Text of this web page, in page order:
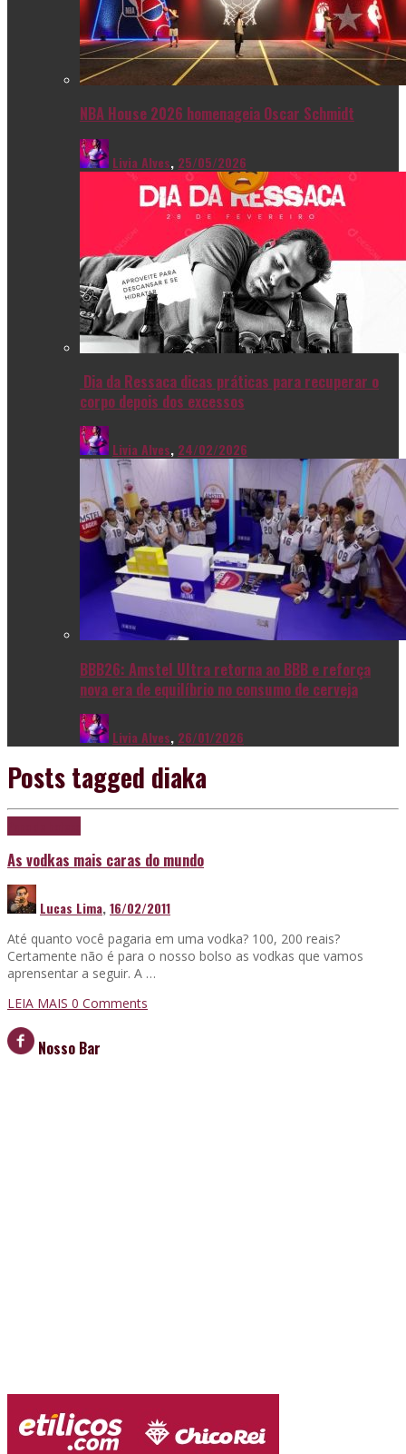
NBA House 2026 homenageia Oscar Schmidt
Livia Alves, 25/05/2026
Dia da Ressaca dicas práticas para recuperar o
corpo depois dos excessos
Livia Alves, 24/02/2026
BBB26: Amstel Ultra retorna ao BBB e reforça
nova era de equilíbrio no consumo de cerveja
Livia Alves, 26/01/2026
Posts tagged diaka
As vodkas mais caras do mundo
Lucas Lima,16/02/2011
Até quanto você pagaria em uma vodka? 100, 200 reais?
Certamente não é para o nosso bolso as vodkas que vamos
aprensentar a seguir. A …
LEIA MAIS 0 Comments
Nosso Bar